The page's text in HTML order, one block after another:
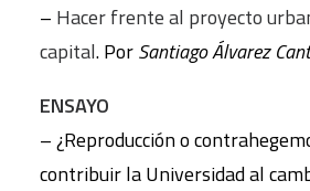
– Hacer frente al proyecto
capital. PorSantiago Álvarez
ENSAYO
– ¿Reproducción o
contribuir la Universidad al